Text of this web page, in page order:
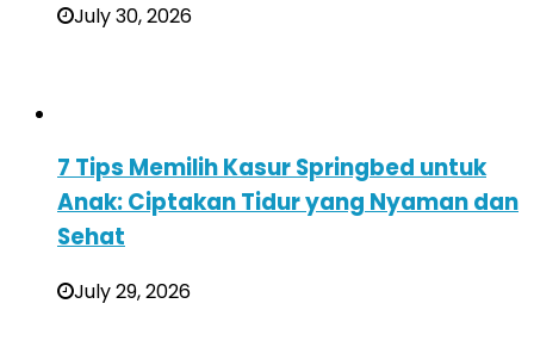
July 30, 2026
7 Tips Memilih Kasur Springbed untuk
Anak: Ciptakan Tidur yang Nyaman dan
Sehat
July 29, 2026